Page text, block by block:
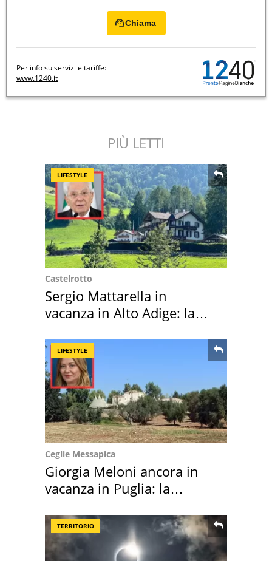
Chiama
Per info su servizi e tariffe:
www.1240.it
PIÙ LETTI
LIFESTYLE
Castelrotto
Sergio Mattarella in
vacanza in Alto Adige: la
LIFESTYLE
Ceglie Messapica
Giorgia Meloni ancora in
vacanza in Puglia: la
TERRITORIO